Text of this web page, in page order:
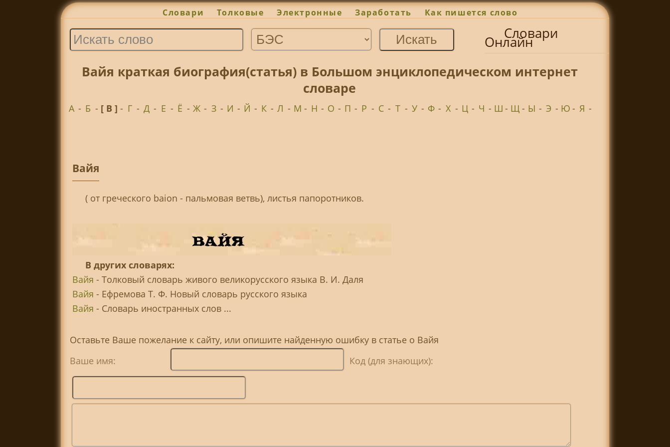
Словари Толковые Электронные Заработать Как пишется слово
Словари
Онлайн
Вайя краткая биография(статья) в Большом энциклопедическом интернет
словаре
А - Б - [ В ] - Г - Д - Е - Ё - Ж - З - И - Й - К - Л - М - Н - О - П - Р - С - Т - У - Ф - Х - Ц - Ч - Ш - Щ - Ы - Э - Ю- Я -
Вайя
( от греческого baion - пальмовая ветвь), листья папоротников.
В других словарях:
Вайя - Толковый словарь живого великорусского языка В. И. Даля
Вайя - Ефремова Т. Ф. Новый словарь русского языка
Вайя - Словарь иностранных слов ...
Оставьте Ваше пожелание к сайту, или опишите найденную ошибку в статье о Вайя
Ваше имя:
Код (для знающих):